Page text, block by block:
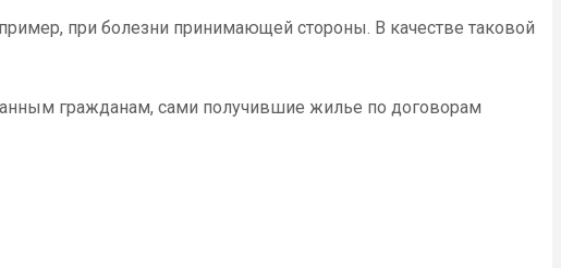
при болезни принимающей стороны. В качестве таковой
гражданам, сами получившие жилье по договорам